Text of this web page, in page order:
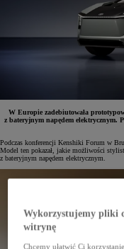
W Europie zadebiutowała
z bateryjnym napędem elektrycznym.
Podczas konferencji Kenshiki Forum w
Model ten pokazał, jakie możliwości
z bateryjnym napędem elektrycznym.
Wykorzystujemy pliki
witrynę
Chcemy ułatwić Ci